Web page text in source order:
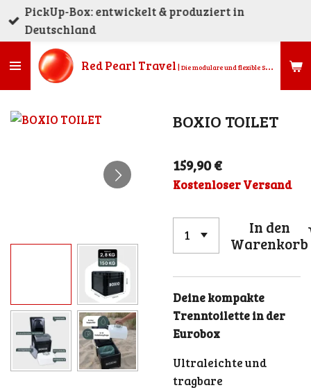
Zum
Hauptinhalt
springen
Red Pearl Travel |Die modulare und flexible Stauraumlösung für alle (Micro)Camper, Kombis, Vans, Geländewagen, Busse, Transporter, Kastenwagen und Pickups.
PickUp-Box: entwickelt & produziert in
Deutschland
BOXIO TOILET
159,90 €
Kostenloser Versand
In den
Warenkorb
Deine kompakte
Trenntoilette in der
Eurobox
Ultraleichte und
tragbare